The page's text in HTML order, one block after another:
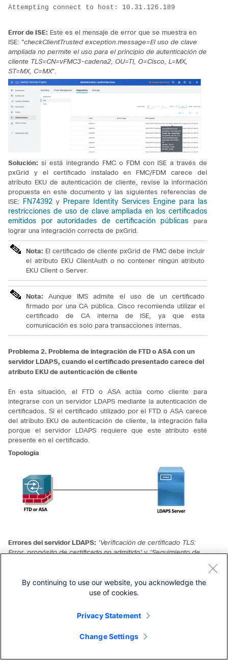
Attempting connect to host: 10.31.126.189
Error de ISE: Este es el mensaje de error que se muestra en
ISE: "checkClientTrusted exception.message=El uso de clave
ampliada no permite el uso para el principio de autenticación de
cliente TLS=CN=vFMC3-cadena2, OU=TI, O=Cisco, L=MX,
ST=MX, C=MX".
Solución: si está integrando FMC o FDM con ISE a través de
pxGrid y el certificado instalado en FMC/FDM carece del
atributo EKU de autenticación de cliente, revise la información
propuesta en este documento y las siguientes referencias de
ISE:
FN74392 y Prepare Identity Services Engine para las
restricciones de uso de clave ampliada en los certificados
emitidos por autoridades de certificación públicas para
lograr una integración correcta de pxGrid.
Nota: El certificado de cliente pxGrid de FMC debe incluir
el atributo EKU ClientAuth o no contener ningún atributo
EKU Client o Server.
Nota: Aunque IMS admite el uso de un certificado
firmado por una CA pública. Cisco recomienda utilizar el
certificado de CA interna de ISE, ya que esta
comunicación es solo para transacciones internas.
Problema 2. Problema de integración de FTD o ASA con un
servidor LDAPS, cuando el certificado presentado carece del
atributo EKU de autenticación de cliente
En esta situación, el FTD o ASA actúa como cliente para
integrarse con un servidor LDAPS mediante la autenticación de
certificados. Si el certificado utilizado por el FTD o ASA carece
del atributo EKU de autenticación de cliente, la integración falla
porque el servidor LDAPS requiere que este atributo esté
presente en el certificado.
Topología
Errores del servidor LDAPS: 'Verificación de certificado TLS:
Error, propósito de certificado no admitido'y'Seguimiento de
By continuing to use our website, you acknowledge the
use of cookies.
Privacy Statement
Change Settings